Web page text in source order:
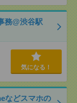
務@渋谷駅
気になる！
などスマホの